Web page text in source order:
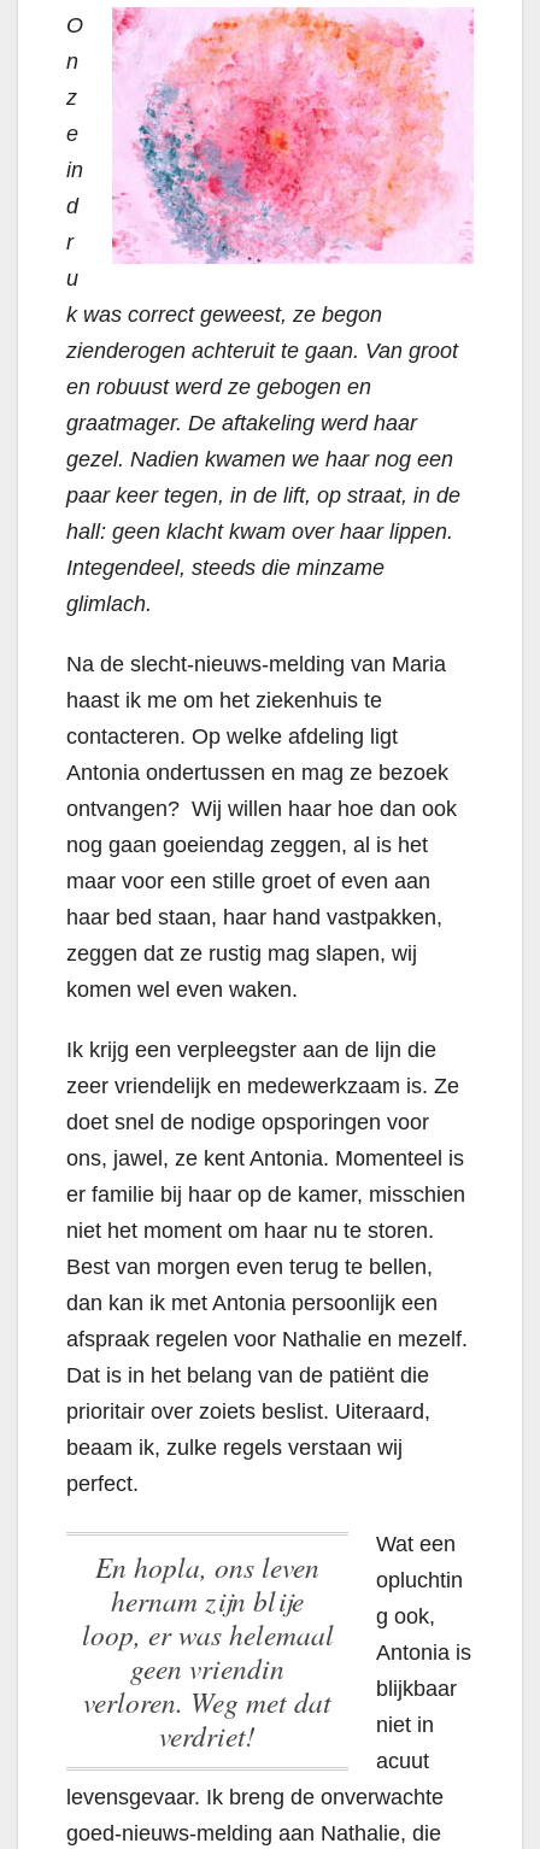
O
n
z
e
in
d
r
u
k was correct geweest, ze begon
zienderogen achteruit te gaan. Van groot
en robuust werd ze gebogen en
graatmager. De aftakeling werd haar
gezel. Nadien kwamen we haar nog een
paar keer tegen, in de lift, op straat, in de
hall: geen klacht kwam over haar lippen.
Integendeel, steeds die minzame
glimlach.
Na de slecht-nieuws-melding van Maria
haast ik me om het ziekenhuis te
contacteren. Op welke afdeling ligt
Antonia ondertussen en mag ze bezoek
ontvangen? Wij willen haar hoe dan ook
nog gaan goeiendag zeggen, al is het
maar voor een stille groet of even aan
haar bed staan, haar hand vastpakken,
zeggen dat ze rustig mag slapen, wij
komen wel even waken.
Ik krijg een verpleegster aan de lijn die
zeer vriendelijk en medewerkzaam is. Ze
doet snel de nodige opsporingen voor
ons, jawel, ze kent Antonia. Momenteel is
er familie bij haar op de kamer, misschien
niet het moment om haar nu te storen.
Best van morgen even terug te bellen,
dan kan ik met Antonia persoonlijk een
afspraak regelen voor Nathalie en mezelf.
Dat is in het belang van de patiënt die
prioritair over zoiets beslist. Uiteraard,
beaam ik, zulke regels verstaan wij
perfect.
En hopla, ons leven
hernam zijn blije
loop, er was helemaal
geen vriendin
verloren. Weg met dat
verdriet!
Wat een
opluchtin
g ook,
Antonia is
blijkbaar
niet in
acuut
levensgevaar. Ik breng de onverwachte
goed-nieuws-melding aan Nathalie, die